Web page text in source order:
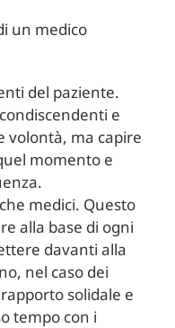
un medico
del paziente.
e
volontà, ma capire
momento e
medici. Questo
alla base di ogni
davanti alla
nel caso dei
solidale e
tempo con i